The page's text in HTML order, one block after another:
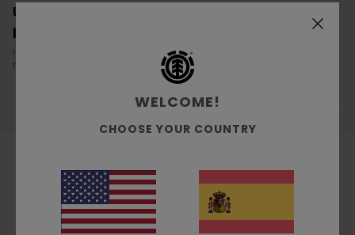
Uy, no encontramos resultados para tu
búsqueda.
¡No te preocupes! Intenta con otras palabras clave o explora
nuestras categorías para encontrar lo que buscas.
WELCOME!
CHOOSE YOUR COUNTRY